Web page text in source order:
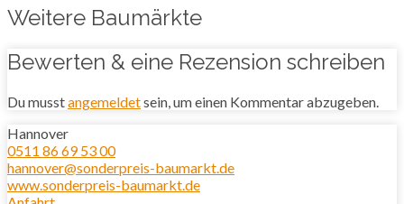
Weitere Baumärkte
Bewerten & eine Rezension schreiben
Du musstangemeldetsein, um einen Kommentar abzugeben.
Hannover
0511 86 69 53 00
hannover@sonderpreis-baumarkt.de
www.sonderpreis-baumarkt.de